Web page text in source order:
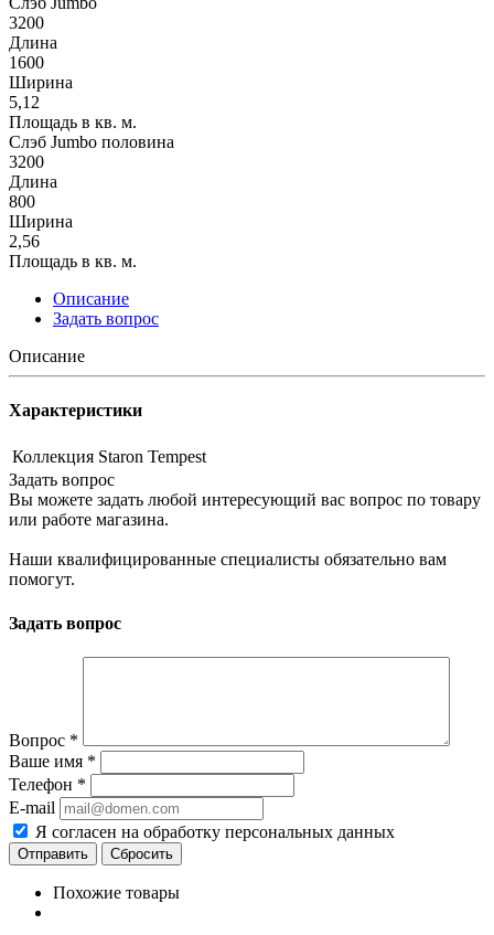
3200
Длина
1600
Ширина
5,12
Площадь в кв. м.
Слэб Jumbo половина
3200
Длина
800
Ширина
2,56
Площадь в кв. м.
Описание
Задать вопрос
Описание
Характеристики
Коллекция Staron Tempest
Задать вопрос
Вы можете задать любой интересующий вас вопрос по товару
или работе магазина.
Наши квалифицированные специалисты обязательно вам
помогут.
Задать вопрос
Вопрос *
Ваше имя *
Телефон *
E-mail
Я согласен на обработку персональных данных
Сбросить
Похожие товары